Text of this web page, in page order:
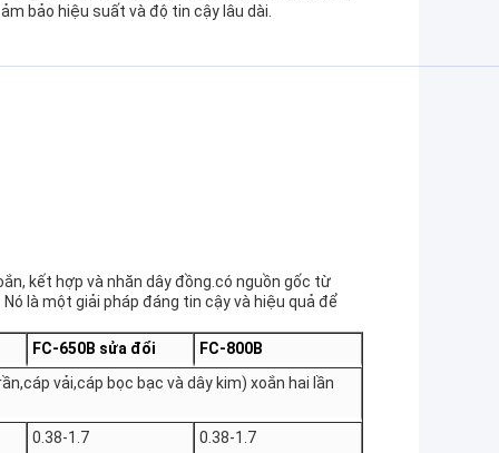
bảo hiệu suất và độ tin cậy lâu dài.
kết hợp và nhăn dây đồng.có nguồn gốc từ
là một giải pháp đáng tin cậy và hiệu quả để
FC-650B sửa đổi
FC-800B
vải,cáp bọc bạc và dây kim) xoắn hai lần
0.38-1.7 0.38-1.7